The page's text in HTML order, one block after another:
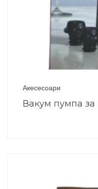
Акесесоари
Вакум пумпа